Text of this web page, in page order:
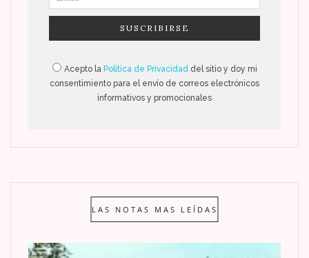
Acepto la Política de Privacidad del sitio y doy mi
consentimiento para el envío de correos electrónicos
informativos y promocionales
LAS NOTAS MAS LEÍDAS